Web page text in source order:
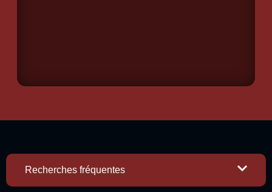
Recherches fréquentes